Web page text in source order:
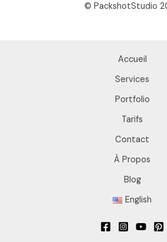
© PackshotStudio
Accueil
Services
Portfolio
Tarifs
Contact
À Propos
Blog
English